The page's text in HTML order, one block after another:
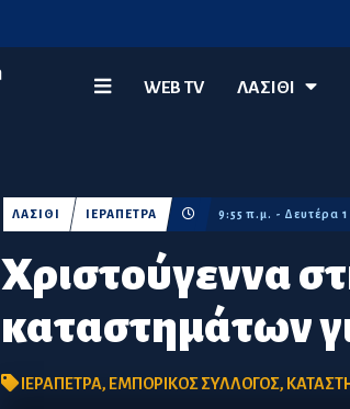
WEB TV ΛΑΣΊΘΙ
Χριστούγεννα
καταστημάτων
ΛΑΣΙΘΙ ΙΕΡΑΠΕΤΡΑ 9:55 π.μ. - Δευτέρα
ΙΕΡΑΠΕΤΡΑ, ΕΜΠΟΡΙΚΟΣ ΣΥΛΛΟΓΟΣ,